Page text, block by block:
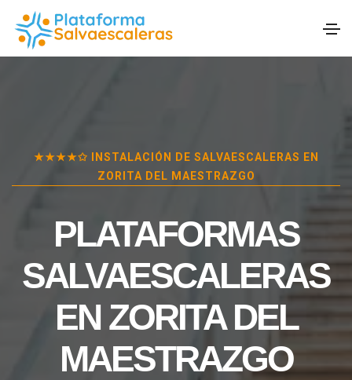
★★★★✩ INSTALACIÓN DE SALVAESCALERAS EN
ZORITA DEL MAESTRAZGO
PLATAFORMAS
SALVAESCALERAS
EN ZORITA DEL
MAESTRAZGO